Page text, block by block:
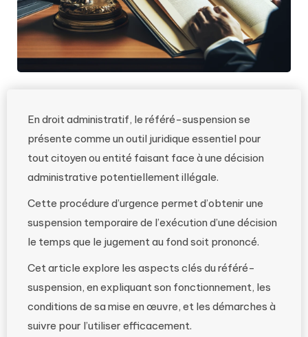
En droit administratif, le référé-suspension se
présente comme un outil juridique essentiel pour
tout citoyen ou entité faisant face à une décision
administrative potentiellement illégale.
Cette procédure d’urgence permet d’obtenir une
suspension temporaire de l’exécution d’une décision
le temps que le jugement au fond soit prononcé.
Cet article explore les aspects clés du référé-
suspension, en expliquant son fonctionnement, les
conditions de sa mise en œuvre, et les démarches à
suivre pour l’utiliser efficacement.